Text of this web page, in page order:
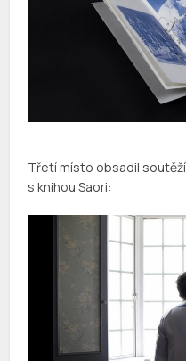
Třetí místo obsadil
s knihou Saori: